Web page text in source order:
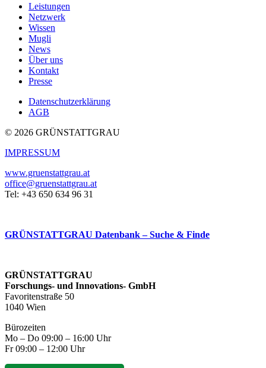
Leistungen
Netzwerk
Wissen
Mugli
News
Über uns
Kontakt
Presse
Datenschutzerklärung
AGB
© 2026 GRÜNSTATTGRAU
IMPRESSUM
www.gruenstattgrau.at
office@gruenstattgrau.at
Tel: +43 650 634 96 31
GRÜNSTATTGRAU Datenbank – Suche & Finde
GRÜNSTATTGRAU
Forschungs- und Innovations- GmbH
Favoritenstraße 50
1040 Wien
Bürozeiten
Mo – Do 09:00 – 16:00 Uhr
Fr 09:00 – 12:00 Uhr